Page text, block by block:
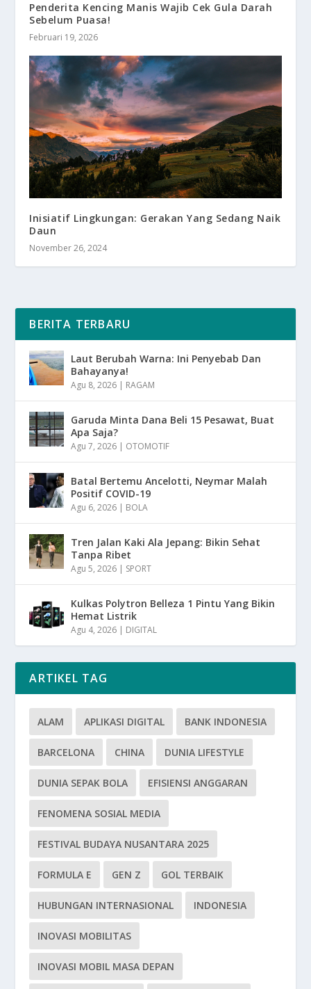
Penderita Kencing Manis Wajib Cek Gula Darah
Sebelum Puasa!
Februari 19, 2026
Inisiatif Lingkungan: Gerakan Yang Sedang Naik
Daun
November 26, 2024
BERITA TERBARU
Laut Berubah Warna: Ini Penyebab Dan
Bahayanya!
Agu 8, 2026 | RAGAM
Garuda Minta Dana Beli 15 Pesawat, Buat
Apa Saja?
Agu 7, 2026 | OTOMOTIF
Batal Bertemu Ancelotti, Neymar Malah
Positif COVID-19
Agu 6, 2026 | BOLA
Tren Jalan Kaki Ala Jepang: Bikin Sehat
Tanpa Ribet
Agu 5, 2026 | SPORT
Kulkas Polytron Belleza 1 Pintu Yang Bikin
Hemat Listrik
Agu 4, 2026 | DIGITAL
ARTIKEL TAG
ALAM APLIKASI DIGITAL BANK INDONESIA
BARCELONA CHINA DUNIA LIFESTYLE
DUNIA SEPAK BOLA EFISIENSI ANGGARAN
FENOMENA SOSIAL MEDIA
FESTIVAL BUDAYA NUSANTARA 2025
FORMULA E GEN Z GOL TERBAIK
HUBUNGAN INTERNASIONAL INDONESIA
INOVASI MOBILITAS
INOVASI MOBIL MASA DEPAN